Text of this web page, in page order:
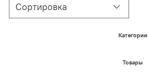
Категории
Товары